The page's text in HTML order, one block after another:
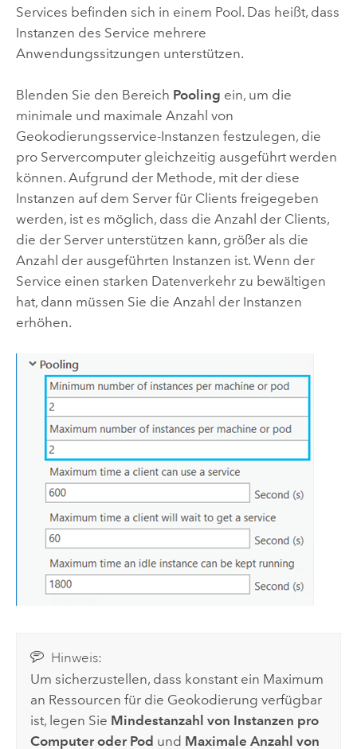
Services befinden sich in einem Pool. Das heißt, dass
Instanzen des Service mehrere
Anwendungssitzungen unterstützen.
Blenden Sie den Bereich Pooling ein, um die
minimale und maximale Anzahl von
Geokodierungsservice-Instanzen festzulegen, die
pro Servercomputer gleichzeitig ausgeführt werden
können. Aufgrund der Methode, mit der diese
Instanzen auf dem Server für Clients freigegeben
werden, ist es möglich, dass die Anzahl der Clients,
die der Server unterstützen kann, größer als die
Anzahl der ausgeführten Instanzen ist. Wenn der
Service einen starken Datenverkehr zu bewältigen
hat, dann müssen Sie die Anzahl der Instanzen
erhöhen.
Hinweis:
Um sicherzustellen, dass konstant ein Maximum
an Ressourcen für die Geokodierung verfügbar
ist, legen Sie Mindestanzahl von Instanzen pro
Computer oder Pod und Maximale Anzahl von